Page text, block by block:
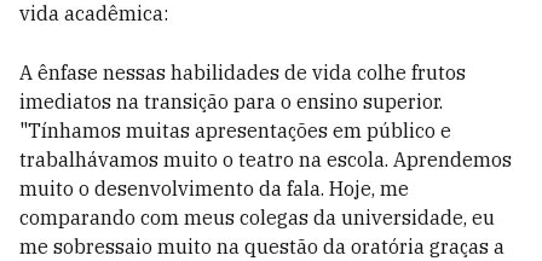
vida acadêmica:
A ênfase nessas habilidades de vida colhe frutos
imediatos na transição para o ensino superior.
"Tínhamos muitas apresentações em público e
trabalhávamos muito o teatro na escola. Aprendemos
muito o desenvolvimento da fala. Hoje, me
comparando com meus colegas da universidade, eu
me sobressaio muito na questão da oratória graças a